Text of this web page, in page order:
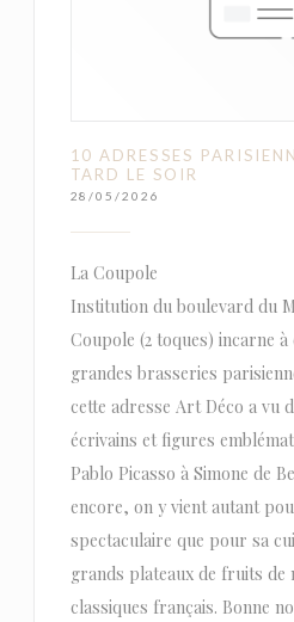
10 ADRESSES
TARD LE SOIR
28/05/2026
La Coupole
Institution du boulevard du
Coupole (2 toques) incarne
grandes brasseries
cette adresse Art Déco a vu
écrivains et figures
Pablo Picasso à Simone de
encore, on y vient autant
spectaculaire que pour sa
grands plateaux de fruits de
classiques français. Bonne